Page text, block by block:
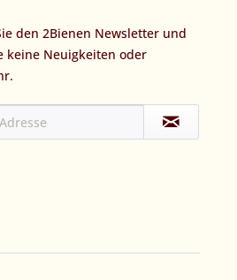
den 2Bienen Newsletter und
keine Neuigkeiten oder